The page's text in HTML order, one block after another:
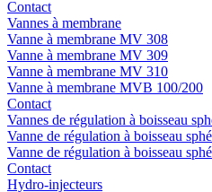
Contact
Vannes à membrane
Vanne à membrane MV 308
Vanne à membrane MV 309
Vanne à membrane MV 310
Vanne à membrane MVB 100/200
Contact
Vannes de régulation à boisseau
Vanne de régulation à boisseau
Vanne de régulation à boisseau
Contact
Hydro-injecteurs